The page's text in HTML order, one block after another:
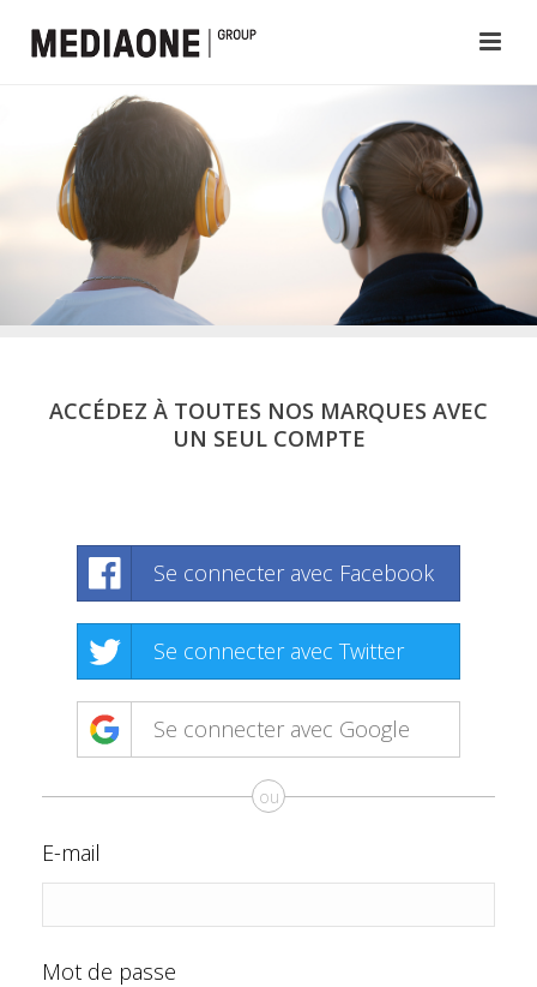
ACCÉDEZ À TOUTES NOS MARQUES AVEC
UN SEUL COMPTE
Se connecter avec Facebook
Se connecter avec Twitter
Se connecter avec Google
ou
E-mail
Mot de passe